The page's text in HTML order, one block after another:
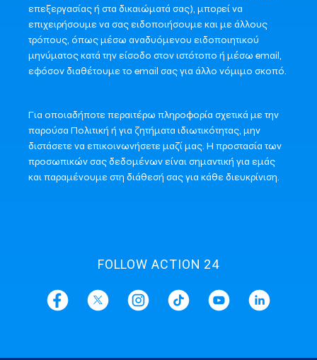
επεξεργασίας ή στα δικαιώματά σας), μπορεί να
επιχειρήσουμε να σας ειδοποιήσουμε και με άλλους
τρόπους, όπως μέσω αναδυόμενου ειδοποιητικού
μηνύματος κατά την είσοδο στον ιστότοπο ή μέσω email,
εφόσον διαθέτουμε το email σας για άλλο νόμιμο σκοπό.
Για οποιαδήποτε περαιτέρω πληροφορία σχετικά με την
παρούσα Πολιτική ή για ζητήματα ιδιωτικότητας, μην
διστάσετε να επικοινωνήσετε μαζί μας. Η προστασία των
προσωπικών σας δεδομένων είναι σημαντική για εμάς
και παραμένουμε στη διάθεσή σας για κάθε διευκρίνιση.
FOLLOW ACTION 24